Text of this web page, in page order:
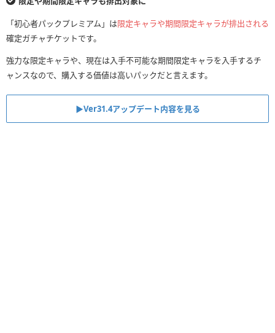
「初心者パックプレミアム」は限定キャラや期間限定キャラが排出される
確定ガチャチケットです。
強力な限定キャラや、現在は入手不可能な期間限定キャラを入手するチ
ャンスなので、購入する価値は高いパックだと言えます。
▶︎Ver31.4アップデート内容を見る